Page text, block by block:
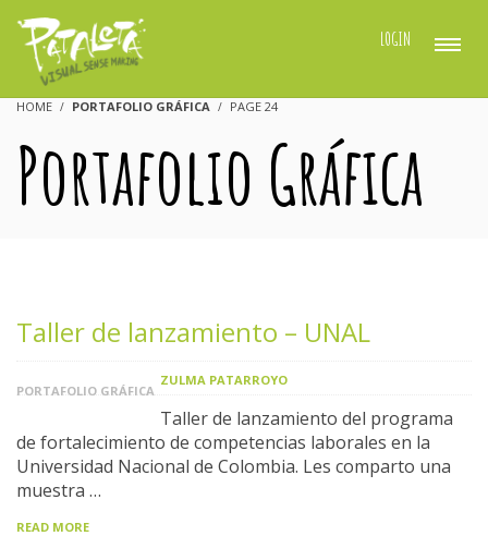
LOGIN
HOME PORTAFOLIO GRÁFICA PAGE 24
Portafolio Gráfica
Taller de lanzamiento – UNAL
PORTAFOLIO GRÁFICA
ZULMA PATARROYO
Taller de lanzamiento del programa
de fortalecimiento de competencias laborales en la
Universidad Nacional de Colombia. Les comparto una
muestra …
READ MORE